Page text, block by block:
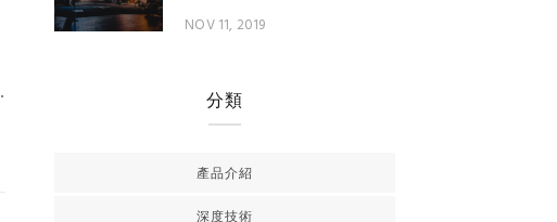
NOV 11, 2019
分類
產品介紹
深度技術